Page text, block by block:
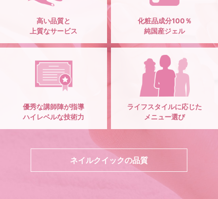
高い品質と
上質なサービス
化粧品成分100％
純国産ジェル
優秀な講師陣が指導
ハイレベルな技術力
ライフスタイルに応じた
メニュー選び
ネイルクイックの品質